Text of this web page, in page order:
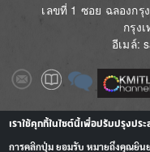
เลขที่ 1 ซอย ฉลองกรุ
กรุง
อีเมล์:
ImageImageImage Image
Image Image
เราใช้คุกกี้ในไซต์นี้เพื่อปรับปรุงป
การคลิกปุ่ม ยอมรับ หมายถึงคุณยินย